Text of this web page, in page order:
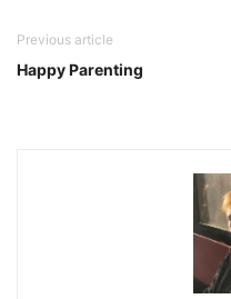
Previous article
Happy Parenting